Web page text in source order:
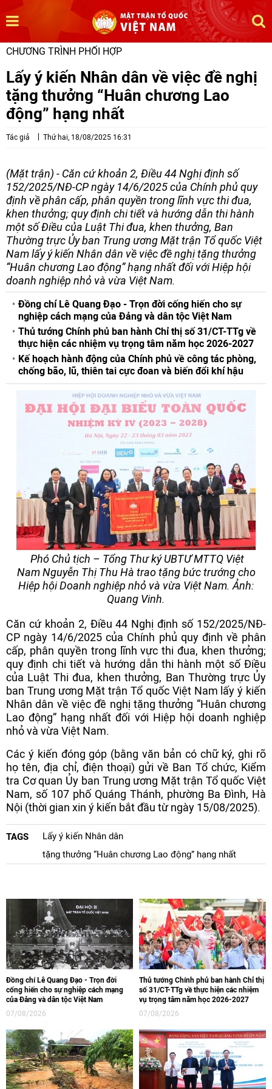
CHƯƠNG TRÌNH PHỐI HỢP
Lấy ý kiến Nhân dân về việc đề nghị
tặng thưởng “Huân chương Lao
động” hạng nhất
Tác giả Thứ hai, 18/08/2025 16:31
(Mặt trận) - Căn cứ khoản 2, Điều 44 Nghị định số
152/2025/NĐ-CP ngày 14/6/2025 của Chính phủ quy
định về phân cấp, phân quyền trong lĩnh vực thi đua,
khen thưởng; quy định chi tiết và hướng dẫn thi hành
một số Điều của Luật Thi đua, khen thưởng, Ban
Thường trực Ủy ban Trung ương Mặt trận Tổ quốc Việt
Nam lấy ý kiến Nhân dân về việc đề nghị tặng thưởng
“Huân chương Lao động” hạng nhất đối với Hiệp hội
doanh nghiệp nhỏ và vừa Việt Nam.
Đồng chí Lê Quang Đạo - Trọn đời cống hiến cho sự
nghiệp cách mạng của Đảng và dân tộc Việt Nam
Thủ tướng Chính phủ ban hành Chỉ thị số 31/CT-TTg về
thực hiện các nhiệm vụ trọng tâm năm học 2026-2027
Kế hoạch hành động của Chính phủ về công tác phòng,
chống bão, lũ, thiên tai cực đoan và biến đổi khí hậu
Phó Chủ tịch – Tổng Thư ký UBTƯ MTTQ Việt
Nam Nguyễn Thị Thu Hà trao tặng bức trướng cho
Hiệp hội Doanh nghiệp nhỏ và vừa Việt Nam. Ảnh:
Quang Vinh.
Căn cứ khoản 2, Điều 44 Nghị định số 152/2025/NĐ-
CP ngày 14/6/2025 của Chính phủ quy định về phân
cấp, phân quyền trong lĩnh vực thi đua, khen thưởng;
quy định chi tiết và hướng dẫn thi hành một số Điều
của Luật Thi đua, khen thưởng, Ban Thường trực Ủy
ban Trung ương Mặt trận Tổ quốc Việt Nam lấy ý kiến
Nhân dân về việc đề nghị tặng thưởng “Huân chương
Lao động” hạng nhất đối với Hiệp hội doanh nghiệp
nhỏ và vừa Việt Nam.
Các ý kiến đóng góp (bằng văn bản có chữ ký, ghi rõ
họ tên, địa chỉ, điện thoại) gửi về Ban Tổ chức, Kiểm
tra Cơ quan Ủy ban Trung ương Mặt trận Tổ quốc Việt
Nam, số 107 phố Quáng Thánh, phường Ba Đình, Hà
Nội (thời gian xin ý kiến bắt đầu từ ngày 15/08/2025).
TAGS
Lấy ý kiến Nhân dân
tặng thưởng “Huân chương Lao động” hạng nhất
Đồng chí Lê Quang Đạo - Trọn đời
cống hiến cho sự nghiệp cách mạng
của Đảng và dân tộc Việt Nam
07/08/2026
Thủ tướng Chính phủ ban hành Chỉ thị
số 31/CT-TTg về thực hiện các nhiệm
vụ trọng tâm năm học 2026-2027
07/08/2026